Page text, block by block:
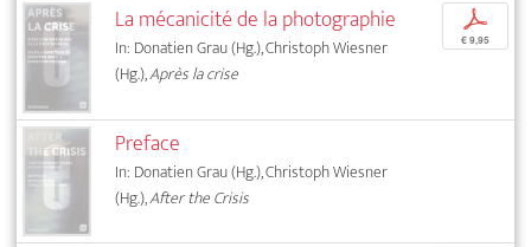
La mécanicité de la photographie
In: Donatien Grau (Hg.), Christoph Wiesner
(Hg.),Après la crise
p
€ 9,95
Preface
In: Donatien Grau (Hg.), Christoph Wiesner
(Hg.),After the Crisis